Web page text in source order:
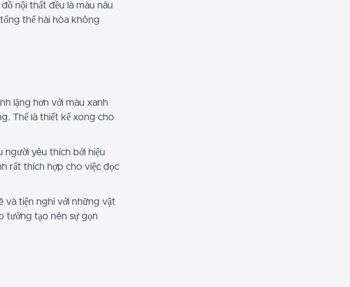
nội thất đều là màu nâu
thể hài hòa không
lặng hơn với màu xanh
Thế là thiết kế xong cho
người yêu thích bởi hiệu
rất thích hợp cho việc đọc
và tiện nghi với những vật
tường tạo nên sự gọn